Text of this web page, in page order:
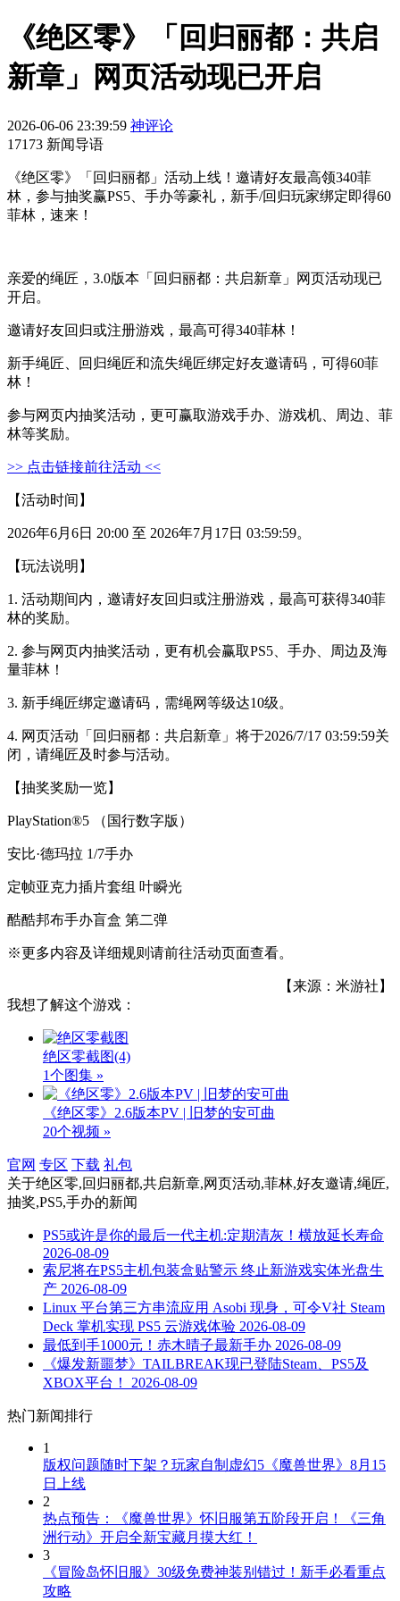
《绝区零》「回归丽都：共启
新章」网页活动现已开启
2026-06-06 23:39:59 神评论
17173 新闻导语
《绝区零》「回归丽都」活动上线！邀请好友最高领340菲
林，参与抽奖赢PS5、手办等豪礼，新手/回归玩家绑定即得60
菲林，速来！
亲爱的绳匠，3.0版本「回归丽都：共启新章」网页活动现已
开启。
邀请好友回归或注册游戏，最高可得340菲林！
新手绳匠、回归绳匠和流失绳匠绑定好友邀请码，可得60菲
林！
参与网页内抽奖活动，更可赢取游戏手办、游戏机、周边、菲
林等奖励。
>> 点击链接前往活动 <<
【活动时间】
2026年6月6日 20:00 至 2026年7月17日 03:59:59。
【玩法说明】
1. 活动期间内，邀请好友回归或注册游戏，最高可获得340菲
林的奖励。
2. 参与网页内抽奖活动，更有机会赢取PS5、手办、周边及海
量菲林！
3. 新手绳匠绑定邀请码，需绳网等级达10级。
4. 网页活动「回归丽都：共启新章」将于2026/7/17 03:59:59关
闭，请绳匠及时参与活动。
【抽奖奖励一览】
PlayStation®5 （国行数字版）
安比·德玛拉 1/7手办
定帧亚克力插片套组 叶瞬光
酷酷邦布手办盲盒 第二弹
※更多内容及详细规则请前往活动页面查看。
【来源：米游社】
我想了解这个游戏：
绝区零截图(4)
1个图集 »
《绝区零》2.6版本PV | 旧梦的安可曲
20个视频 »
官网 专区 下载 礼包
关于绝区零,回归丽都,共启新章,网页活动,菲林,好友邀请,绳匠,
抽奖,PS5,手办的新闻
PS5或许是你的最后一代主机:定期清灰！横放延长寿命
2026-08-09
索尼将在PS5主机包装盒贴警示 终止新游戏实体光盘生
产 2026-08-09
Linux 平台第三方串流应用 Asobi 现身，可令V社 Steam
Deck 掌机实现 PS5 云游戏体验 2026-08-09
最低到手1000元！赤木晴子最新手办 2026-08-09
《爆发新噩梦》TAILBREAK现已登陆Steam、PS5及
XBOX平台！
2026-08-09
热门新闻排行
1
版权问题随时下架？玩家自制虚幻5《魔兽世界》8月15
日上线
2
热点预告：《魔兽世界》怀旧服第五阶段开启！《三角
洲行动》开启全新宝藏月摸大红！
3
《冒险岛怀旧服》30级免费神装别错过！新手必看重点
攻略